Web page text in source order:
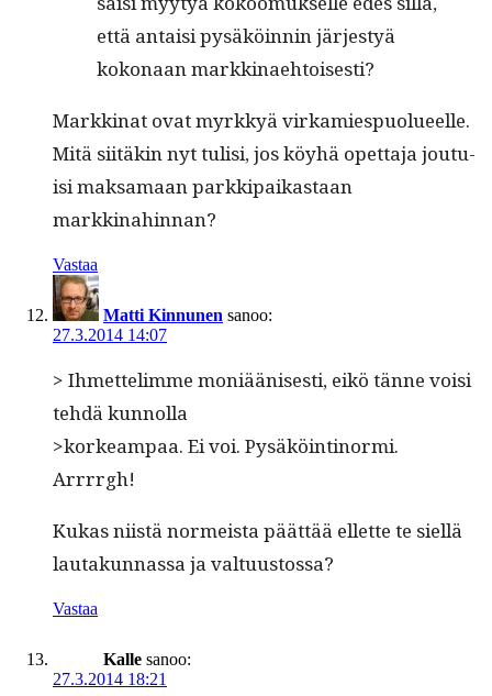
että antaisi pysäköin­nin järjestyä
kokon­aan markkinaehtoisesti?
Markki­nat ovat myrkkyä virkamiespuolueelle.
Mitä siitäkin nyt tulisi, jos köy­hä opet­ta­ja jou­tu­
isi mak­samaan parkkipaikas­taan
markkinahinnan?
Vastaa
Matti Kinnunen sanoo:
27.3.2014 14:07
> Ihmette­limme moniäänis­es­ti, eikö tänne voisi
tehdä kunnolla
>korkeam­paa. Ei voi. Pysäköinti­nor­mi.
Arrrrgh!
Kukas niistä normeista päät­tää ellette te siel­lä
lau­takun­nas­sa ja valtuustossa?
Vastaa
Kalle sanoo:
27.3.2014 18:21